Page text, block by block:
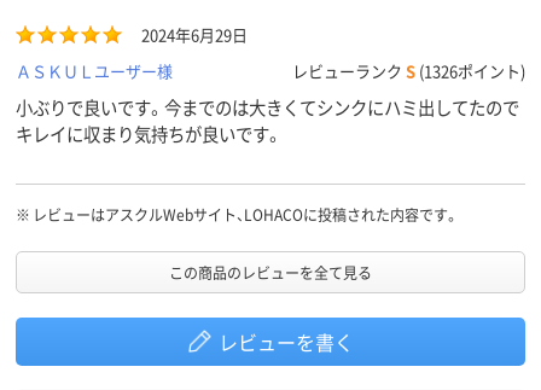
2024年6月29日
ＡＳＫＵＬユーザー様
レビューランク S (1326ポイント)
小ぶりで良いです。今までのは大きくてシンクにハミ出してたので
キレイに収まり気持ちが良いです。
※ レビューはアスクルWebサイト、LOHACOに投稿された内容です。
この商品のレビューを全て見る
レビューを書く